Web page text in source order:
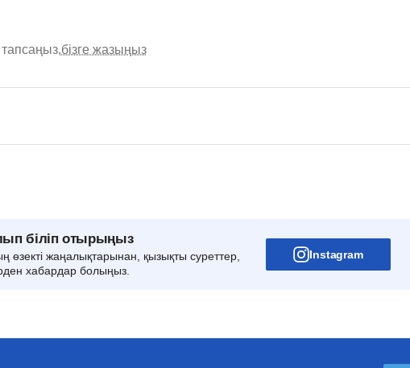
бізге жазыңыз
біліп отырыңыз
өзекті жаңалықтарынан, қызықты суреттер,
хабардар болыңыз.
Instagram